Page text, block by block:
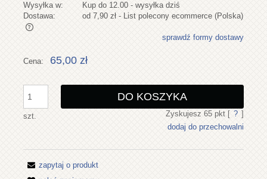
Wysyłka w:
Kup do 12.00 - wysyłka dziś
Dostawa:
od 7,90 zł - List polecony ecommerce (Polska)
Cena nie zawiera ewentualnych kosztów płatności
sprawdź formy dostawy
Cena: 65,00 zł
szt.
DO KOSZYKA
Zyskujesz 65pkt [ ? ]
dodaj do przechowalni
zapytaj o produkt